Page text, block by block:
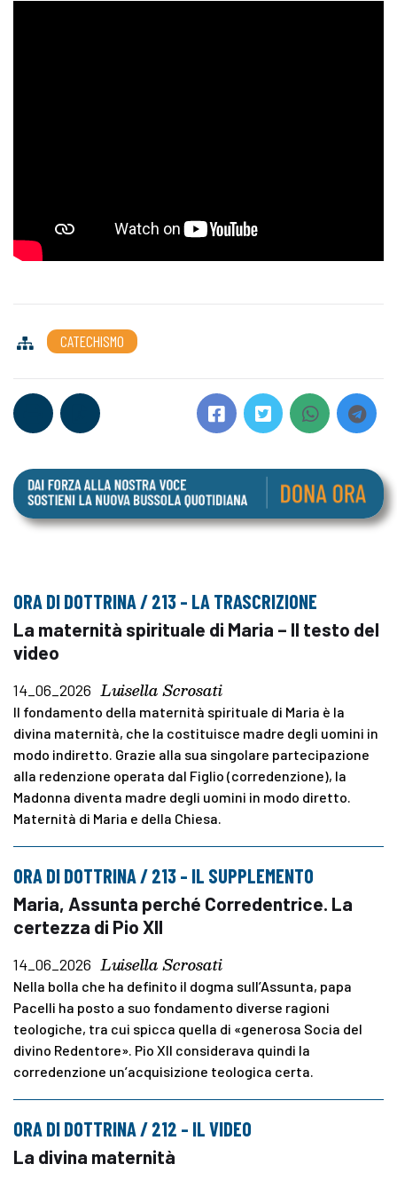
CATECHISMO
ORA DI DOTTRINA / 213 – LA TRASCRIZIONE
La maternità spirituale di Maria – Il testo del
video
14_06_2026 Luisella Scrosati
Il fondamento della maternità spirituale di Maria è la
divina maternità, che la costituisce madre degli uomini in
modo indiretto. Grazie alla sua singolare partecipazione
alla redenzione operata dal Figlio (corredenzione), la
Madonna diventa madre degli uomini in modo diretto.
Maternità di Maria e della Chiesa.
ORA DI DOTTRINA / 213 – IL SUPPLEMENTO
Maria, Assunta perché Corredentrice. La
certezza di Pio XII
14_06_2026 Luisella Scrosati
Nella bolla che ha definito il dogma sull’Assunta, papa
Pacelli ha posto a suo fondamento diverse ragioni
teologiche, tra cui spicca quella di «generosa Socia del
divino Redentore». Pio XII considerava quindi la
corredenzione un’acquisizione teologica certa.
ORA DI DOTTRINA / 212 – IL VIDEO
La divina maternità